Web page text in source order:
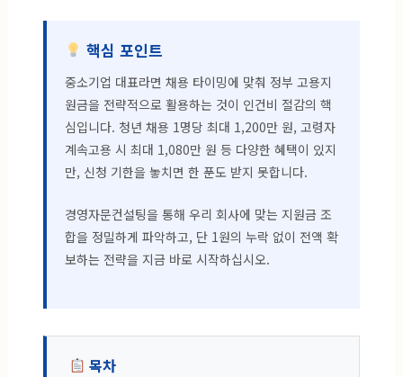
핵심 포인트
중소기업 대표라면 채용 타이밍에 맞춰 정부 고용지
원금을 전략적으로 활용하는 것이 인건비 절감의 핵
심입니다. 청년 채용 1명당 최대 1,200만 원, 고령자
계속고용 시 최대 1,080만 원 등 다양한 혜택이 있지
만, 신청 기한을 놓치면 한 푼도 받지 못합니다.
경영자문컨설팅을 통해 우리 회사에 맞는 지원금 조
합을 정밀하게 파악하고, 단 1원의 누락 없이 전액 확
보하는 전략을 지금 바로 시작하십시오.
목차